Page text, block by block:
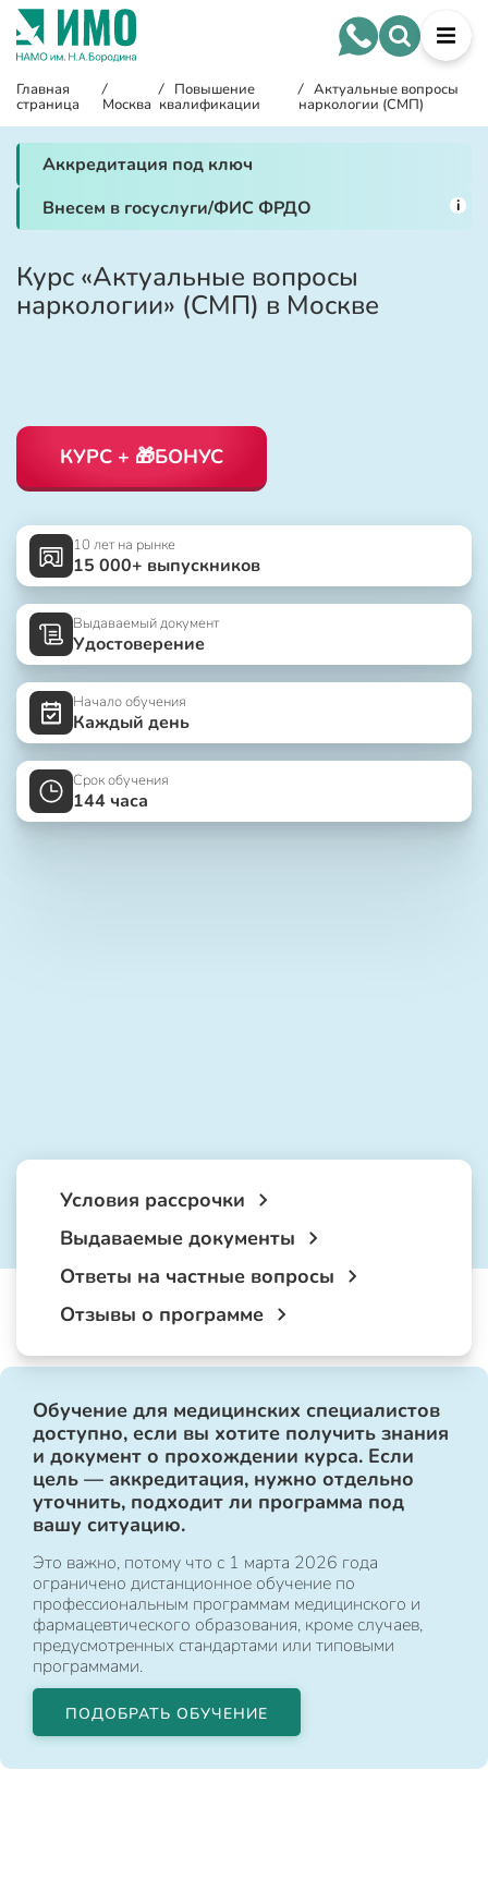
Главная
страница
/
Москва
/ Повышение
квалификации
/ Актуальные вопросы
наркологии (СМП)
Аккредитация под ключ
Внесем в госуслуги/ФИС ФРДО
i
Курс «Актуальные вопросы
наркологии» (СМП) в Москве
КУРС + 🎁БОНУС
10 лет на рынке
15 000+ выпускников
Выдаваемый документ
Удостоверение
Начало обучения
Каждый день
Срок обучения
144 часа
Условия рассрочки
Выдаваемые документы
Ответы на частные вопросы
Отзывы о программе
Обучение для медицинских специалистов
доступно, если вы хотите получить знания
и документ о прохождении курса. Если
цель — аккредитация, нужно отдельно
уточнить, подходит ли программа под
вашу ситуацию.
Это важно, потому что с 1 марта 2026 года
ограничено дистанционное обучение по
профессиональным программам медицинского и
фармацевтического образования, кроме случаев,
предусмотренных стандартами или типовыми
программами.
ПОДОБРАТЬ ОБУЧЕНИЕ